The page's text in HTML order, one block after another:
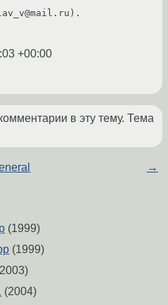
+00:00
в эту тему. Тема
→
(1999)
(1999)
(2004)